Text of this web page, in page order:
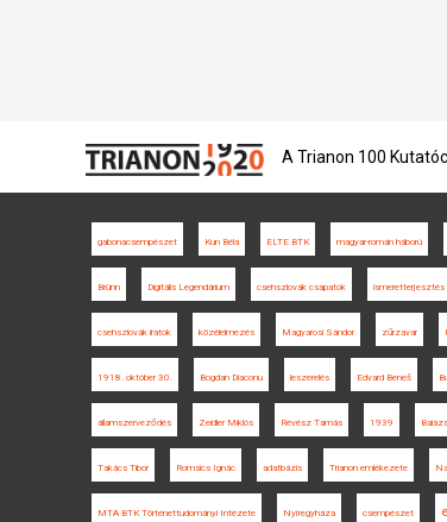
A Trianon 100
gabonacsempészet Kun Béla ELTE BTK magyar-román háború
Brünn Digitális Legendárium csehszlovák csapatok ismeretterjesztés
csehszlovák iratok közélelmezés Magyarosi Sándor zűrzavar
1918. október 30. Bogdan Diaconu leszerelés Edvard Beneš
államszerveződés Zeidler Miklós Révész Tamás 1939
Takács Tibor Romsics Ignác adatbázis Trianon emlékezete
MTA BTK Történettudományi Intézete Nyíregyháza csempészet